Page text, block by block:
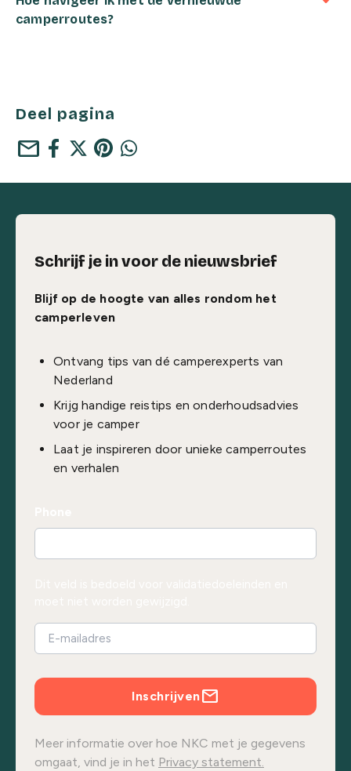
camperroutes?
Deel pagina
mail
Schrijf je in voor de nieuwsbrief
Blijf op de hoogte van alles rondom het
camperleven
Ontvang tips van dé camperexperts van
Nederland
Krijg handige reistips en onderhoudsadvies
voor je camper
Laat je inspireren door unieke camperroutes
en verhalen
Inschrijven
Meer informatie over hoe NKC met je gegevens
omgaat, vind je in het Privacy statement.